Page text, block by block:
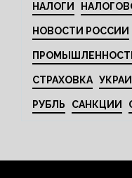
НАЛОГИ
НОВОСТИ РОССИИ
СТРАХОВКА
РУБЛЬ САНКЦИИ